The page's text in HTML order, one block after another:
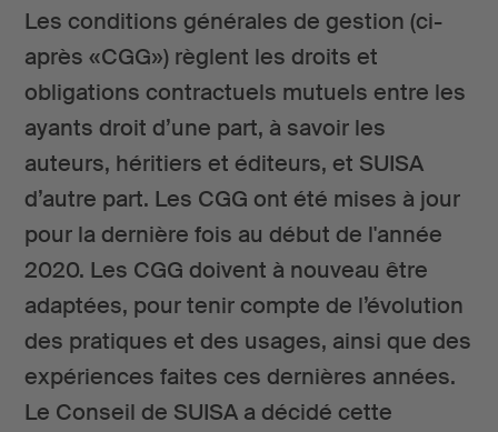
Les conditions générales de gestion (ci-
après «CGG») règlent les droits et
obligations contractuels mutuels entre les
ayants droit d’une part, à savoir les
auteurs, héritiers et éditeurs, et SUISA
d’autre part. Les CGG ont été mises à jour
pour la dernière fois au début de l'année
2020. Les CGG doivent à nouveau être
adaptées, pour tenir compte de l’évolution
des pratiques et des usages, ainsi que des
expériences faites ces dernières années.
Le Conseil de SUISA a décidé cette